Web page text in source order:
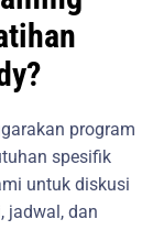
program
spesifik
untuk diskusi
jadwal, dan